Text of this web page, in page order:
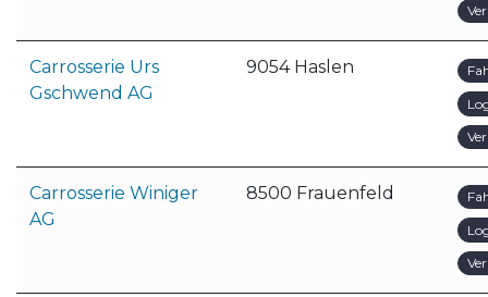
Carrosserie Urs
Gschwend AG
9054 Haslen
Carrosserie Winiger
AG
8500 Frauenfeld